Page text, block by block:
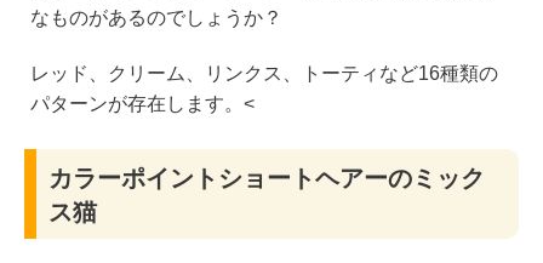
なものがあるのでしょうか？
レッド、クリーム、リンクス、トーティなど16種類の
パターンが存在します。<
カラーポイントショートヘアーのミック
ス猫